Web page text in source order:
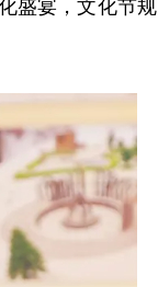
盛宴，文化节规